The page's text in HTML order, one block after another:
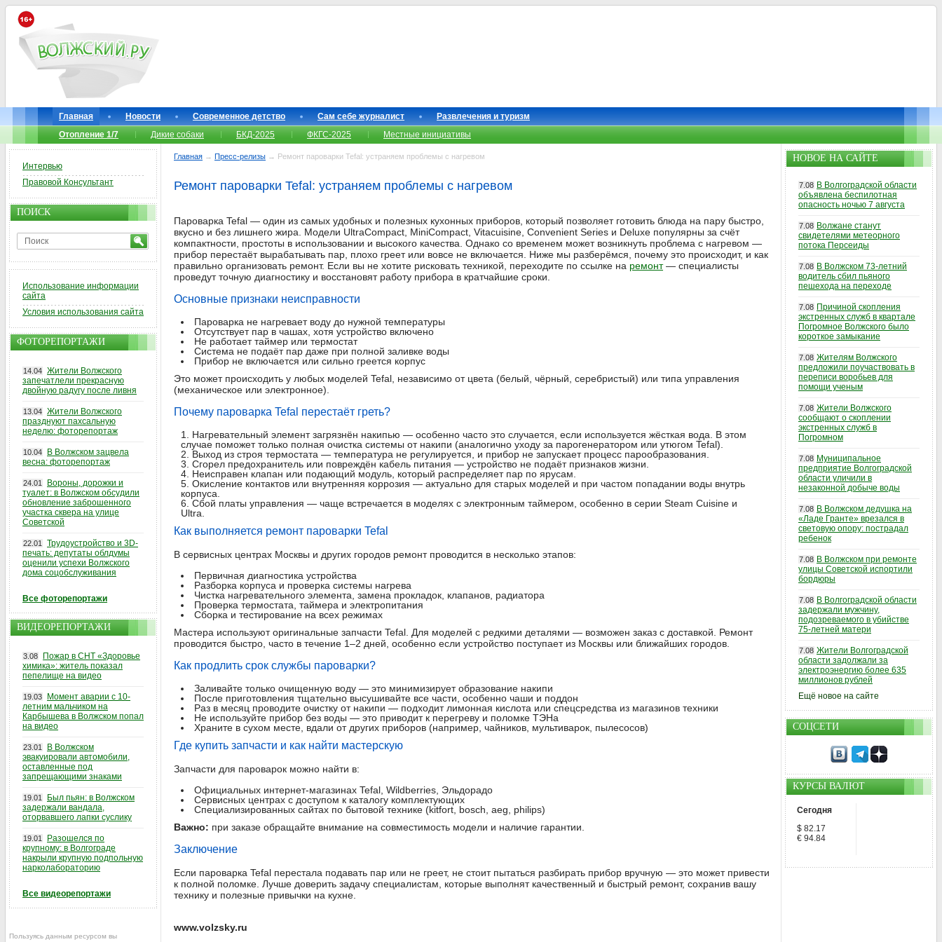
Главная Новости Современное детство Сам себе журналист
Развлечения и туризм
Отопление 1/7
Дикие собаки БКД-2025 ФКГС-2025 Местные инициативы
Главная → Пресс-релизы → Ремонт пароварки Tefal: устраняем проблемы с нагревом
Ремонт пароварки Tefal: устраняем проблемы с нагревом
Пароварка Tefal — один из самых удобных и полезных кухонных приборов, который позволяет готовить блюда на пару быстро,
вкусно и без лишнего жира. Модели UltraCompact, MiniCompact, Vitacuisine, Convenient Series и Deluxe популярны за счёт
компактности, простоты в использовании и высокого качества. Однако со временем может возникнуть проблема с нагревом —
прибор перестаёт вырабатывать пар, плохо греет или вовсе не включается. Ниже мы разберёмся, почему это происходит, и как
правильно организовать ремонт. Если вы не хотите рисковать техникой, переходите по ссылке на ремонт— специалисты
проведут точную диагностику и восстановят работу прибора в кратчайшие сроки.
Основные признаки неисправности
Пароварка не нагревает воду до нужной температуры
Отсутствует пар в чашах, хотя устройство включено
Не работает таймер или термостат
Система не подаёт пар даже при полной заливке воды
Прибор не включается или сильно греется корпус
Это может происходить у любых моделей Tefal, независимо от цвета (белый, чёрный, серебристый) или типа управления
(механическое или электронное).
Почему пароварка Tefal перестаёт греть?
Нагревательный элемент загрязнён накипью — особенно часто это случается, если используется жёсткая вода. В этом
случае поможет только полная очистка системы от накипи (аналогично уходу за парогенератором или утюгом Tefal).
Выход из строя термостата — температура не регулируется, и прибор не запускает процесс парообразования.
Сгорел предохранитель или повреждён кабель питания — устройство не подаёт признаков жизни.
Неисправен клапан или подающий модуль, который распределяет пар по ярусам.
Окисление контактов или внутренняя коррозия — актуально для старых моделей и при частом попадании воды внутрь
корпуса.
Сбой платы управления — чаще встречается в моделях с электронным таймером, особенно в серии Steam Cuisine и
Ultra.
Как выполняется ремонт пароварки Tefal
В сервисных центрах Москвы и других городов ремонт проводится в несколько этапов:
Первичная диагностика устройства
Разборка корпуса и проверка системы нагрева
Чистка нагревательного элемента, замена прокладок, клапанов, радиатора
Проверка термостата, таймера и электропитания
Сборка и тестирование на всех режимах
Мастера используют оригинальные запчасти Tefal. Для моделей с редкими деталями — возможен заказ с доставкой. Ремонт
проводится быстро, часто в течение 1–2 дней, особенно если устройство поступает из Москвы или ближайших городов.
Как продлить срок службы пароварки?
Заливайте только очищенную воду — это минимизирует образование накипи
После приготовления тщательно высушивайте все части, особенно чаши и поддон
Раз в месяц проводите очистку от накипи — подходит лимонная кислота или спецсредства из магазинов техники
Не используйте прибор без воды — это приводит к перегреву и поломке ТЭНа
Храните в сухом месте, вдали от других приборов (например, чайников, мультиварок, пылесосов)
Где купить запчасти и как найти мастерскую
Запчасти для пароварок можно найти в:
Официальных интернет-магазинах Tefal, Wildberries, Эльдорадо
Сервисных центрах с доступом к каталогу комплектующих
Специализированных сайтах по бытовой технике (kitfort, bosch, aeg, philips)
Важно: при заказе обращайте внимание на совместимость модели и наличие гарантии.
Заключение
Если пароварка Tefal перестала подавать пар или не греет, не стоит пытаться разбирать прибор вручную — это может привести
к полной поломке. Лучше доверить задачу специалистам, которые выполнят качественный и быстрый ремонт, сохранив вашу
технику и полезные привычки на кухне.
www.volzsky.ru
Интервью
Правовой Консультант
ПОИСК
Использование информации
сайта
Условия использования сайта
ФОТОРЕПОРТАЖИ
14.04 Жители Волжского
запечатлели прекрасную
двойную радугу после ливня
13.04 Жители Волжского
празднуют пахсальную
неделю: фоторепортаж
10.04
В Волжском зацвела
весна: фоторепортаж
24.01
Вороны, дорожки и
туалет: в Волжском обсудили
обновление заброшенного
участка сквера на улице
Советской
22.01
Трудоустройство и 3D-
печать: депутаты облдумы
оценили успехи Волжского
дома соцобслуживания
Все фоторепортажи
ВИДЕОРЕПОРТАЖИ
3.08
Пожар в СНТ «Здоровье
химика»: житель показал
пепелище на видео
19.03
Момент аварии с 10-
летним мальчиком на
Карбышева в Волжском попал
на видео
23.01
В Волжском
эвакуировали автомобили,
оставленные под
запрещающими знаками
19.01
Был пьян: в Волжском
задержали вандала,
оторвавшего лапки суслику
19.01
Разошелся по
крупному: в Волгограде
накрыли крупную подпольную
нарколабораторию
Все видеорепортажи
Пользуясь данным ресурсом вы
НОВОЕ НА САЙТЕ
7.08 В Волгоградской области
объявлена беспилотная
опасность ночью 7 августа
7.08 Волжане станут
свидетелями метеорного
потока Персеиды
7.08 В Волжском 73-летний
водитель сбил пьяного
пешехода на переходе
7.08 Причиной скопления
экстренных служб в квартале
Погромное Волжского было
короткое замыкание
7.08 Жителям Волжского
предложили поучаствовать в
переписи воробьев для
помощи ученым
7.08 Жители Волжского
сообщают о скоплении
экстренных служб в
Погромном
7.08 Муниципальное
предприятие Волгоградской
области уличили в
незаконной добыче воды
7.08 В Волжском дедушка на
«Ладе Гранте» врезался в
световую опору: пострадал
ребенок
7.08 В Волжском при ремонте
улицы Советской испортили
бордюры
7.08 В Волгоградской области
задержали мужчину,
подозреваемого в убийстве
75-летней матери
7.08 Жители Волгоградской
области задолжали за
электроэнергию более 635
миллионов рублей
Ещё новое на сайте
СОЦСЕТИ
КУРСЫ ВАЛЮТ
Сегодня
$ 82.17
€ 94.84